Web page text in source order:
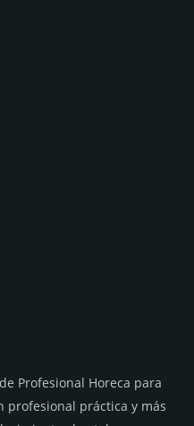
Profesional Horeca para
práctica y más